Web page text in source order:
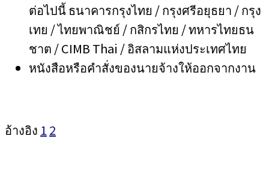
ต่อไปนี้ ธนาคารกรุงไทย / กรุงศรีอยุธยา / กรุง
เทย / ไทยพาณิชย์ / กสิกรไทย / ทหารไทยธน
ชาต / CIMB Thai / อิสลามแห่งประเทศไทย
หนังสือหรือคำสั่งของนายจ้างให้ออกจากงาน
อ้างอิง 1 2